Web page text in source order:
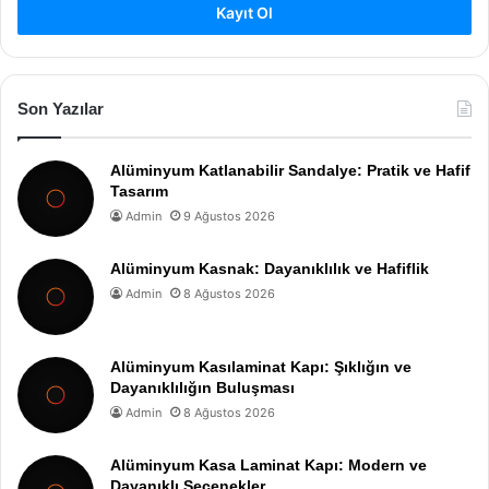
Kayıt Ol
Son Yazılar
Alüminyum Katlanabilir Sandalye: Pratik ve Hafif
Tasarım
Admin 9 Ağustos 2026
Alüminyum Kasnak: Dayanıklılık ve Hafiflik
Admin 8 Ağustos 2026
Alüminyum Kasılaminat Kapı: Şıklığın ve
Dayanıklılığın Buluşması
Admin 8 Ağustos 2026
Alüminyum Kasa Laminat Kapı: Modern ve
Dayanıklı Seçenekler